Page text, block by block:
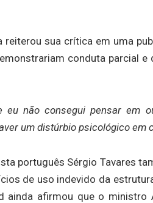
reiterou sua crítica em uma
conduta parcial
eu não consegui pensar em
um distúrbio psicológico em
português Sérgio Tavares
de uso indevido da
ainda afirmou que o ministro